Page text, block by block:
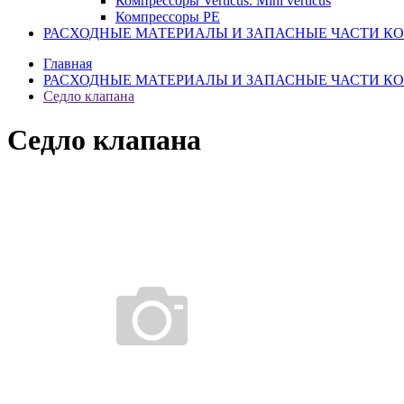
Компрессоры PE
РАСХОДНЫЕ МАТЕРИАЛЫ И ЗАПАСНЫЕ ЧАСТИ
Главная
РАСХОДНЫЕ МАТЕРИАЛЫ И ЗАПАСНЫЕ ЧАСТИ
Седло клапана
Седло клапана